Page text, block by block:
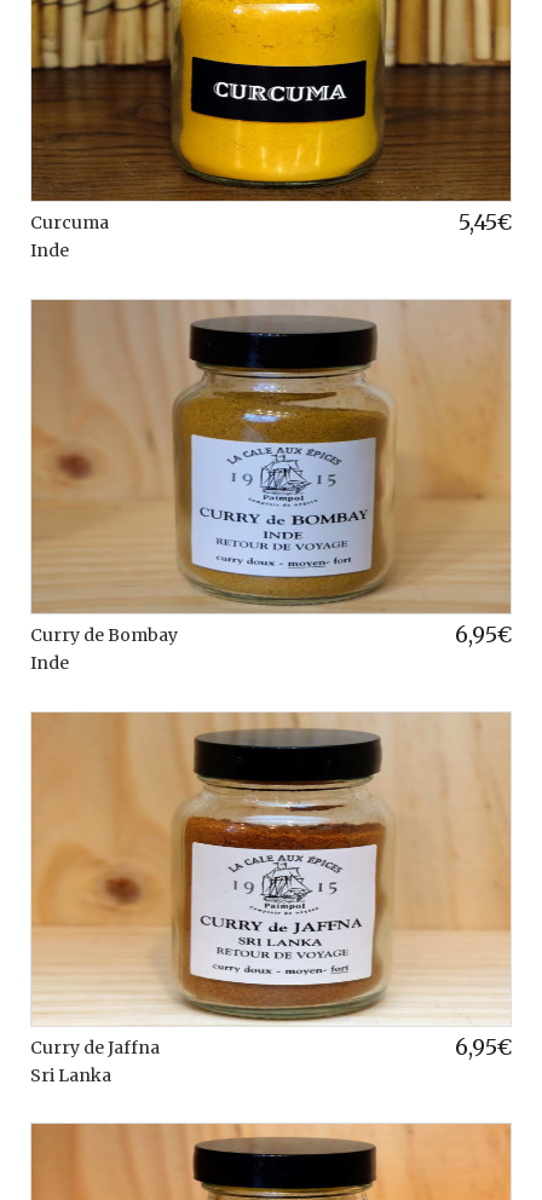
Curcuma
Inde
5,45€
Curry de Bombay
Inde
6,95€
Curry de Jaffna
Sri Lanka
6,95€